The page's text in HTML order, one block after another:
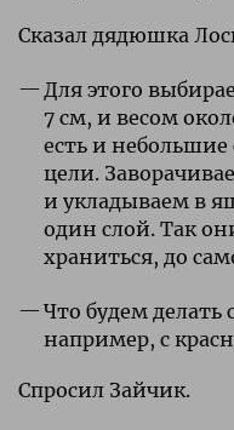
Сказал дядюшка
Для этого
7 см, и весом
есть и небольшие
цели.
и укладываем в
один слой. Так
храниться, до
Что будем
например, с
Спросил Зайчик.